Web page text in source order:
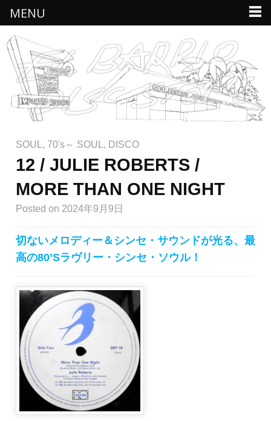
SOUL , 70's～ SOUL , DISCO
12 / JULIE ROBERTS /
MORE THAN ONE NIGHT
Posted on 2024年9月9日
切ないメロディー＆シンセ・サウンドが光る、最
高の80’Sラヴリー・シンセ・ソウル！
MENU